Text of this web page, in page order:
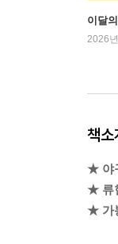
이달
2026
책소
★ 야
★ 류
★ 가